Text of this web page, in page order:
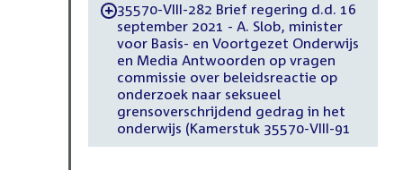
-35570-VIII-282 Brief regering d.d. 16
september 2021 - A. Slob, minister
voor Basis- en Voortgezet Onderwijs
en Media Antwoorden op vragen
commissie over beleidsreactie op
onderzoek naar seksueel
grensoverschrijdend gedrag in het
onderwijs (Kamerstuk 35570-VIII-91